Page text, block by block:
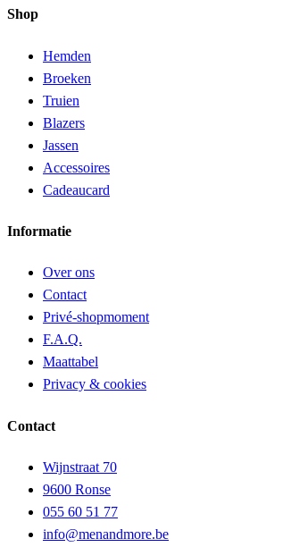
Shop
Hemden
Broeken
Truien
Blazers
Jassen
Accessoires
Cadeaucard
Informatie
Over ons
Contact
Privé-shopmoment
F.A.Q.
Maattabel
Privacy & cookies
Contact
Wijnstraat 70
9600 Ronse
055 60 51 77
info@menandmore.be